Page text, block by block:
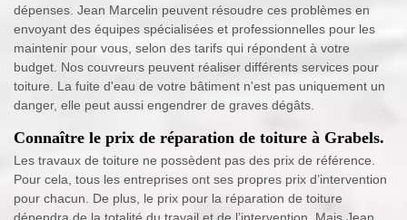
dépenses. Jean Marcelin peuvent résoudre ces problèmes en
envoyant des équipes spécialisées et professionnelles pour les
maintenir pour vous, selon des tarifs qui répondent à votre
budget. Nos couvreurs peuvent réaliser différents services pour
toiture. La fuite d'eau de votre bâtiment n'est pas uniquement un
danger, elle peut aussi engendrer de graves dégâts.
Connaître le prix de réparation de toiture à Grabels.
Les travaux de toiture ne possèdent pas des prix de référence.
Pour cela, tous les entreprises ont ses propres prix d’intervention
pour chacun. De plus, le prix pour la réparation de toiture